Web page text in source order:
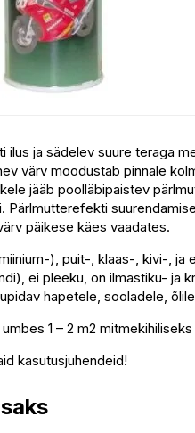
ilus ja sädelev suure teraga
värv moodustab pinnale
jääb poolläbipaistev
Pärlmutterefekti
päikese käes vaadates.
), puit-, klaas-, kivi-, ja
ei pleeku, on ilmastiku- ja
hapetele, sooladele,
1 – 2 m2
kasutusjuhendeid!